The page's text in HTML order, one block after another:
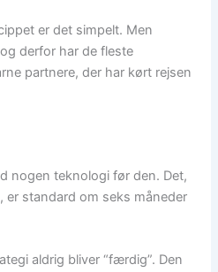
er det simpelt. Men
derfor har de fleste
partnere, der har kørt rejsen
nogen teknologi før den. Det,
er standard om seks måneder
aldrig bliver “færdig”. Den